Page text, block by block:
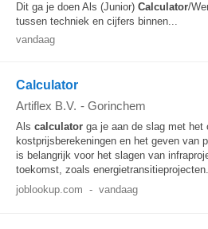
Dit ga je doen Als (Junior) Calculator/
tussen techniek en cijfers binnen...
vandaag
Calculator
Artiflex B.V. - Gorinchem
Als calculator ga je aan de slag met het
kostprijsberekeningen en het geven van
is belangrijk voor het slagen van
toekomst, zoals
joblookup.com - vandaag